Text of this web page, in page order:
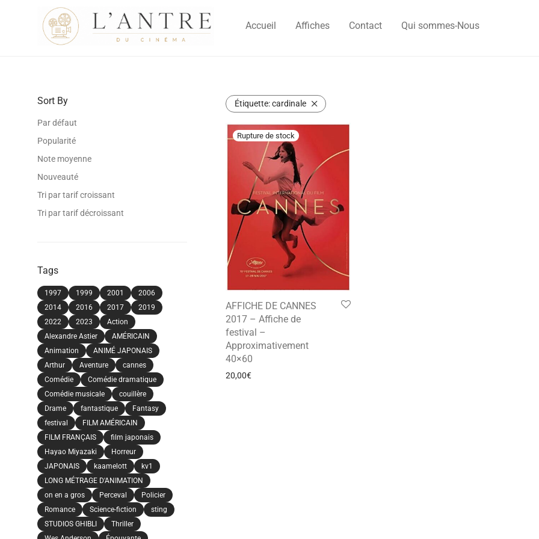
Accueil Affiches Contact Qui sommes-Nous
Sort By
Par défaut
Popularité
Note moyenne
Nouveauté
Tri par tarif croissant
Tri par tarif décroissant
Tags
1997 1999 2001
2006
2014
2016 2017
2019
2022
2023
Action
Alexandre Astier
AMÉRICAIN
Animation
ANIMÉ JAPONAIS
Arthur
Aventure
cannes
Comédie
Comédie dramatique
Comédie musicale
couillère
Drame
fantastique
Fantasy
festival
FILM AMÉRICAIN
FILM FRANÇAIS
film japonais
Hayao Miyazaki
Horreur
JAPONAIS
kaamelott
kv1
LONG MÉTRAGE D'ANIMATION
on en a gros
Perceval
Policier
Romance
Science-fiction
sting
STUDIOS GHIBLI
Thriller
Étiquette:cardinale
AFFICHE DE CANNES
2017 – Affiche de
festival –
Approximativement
40×60
20,00€